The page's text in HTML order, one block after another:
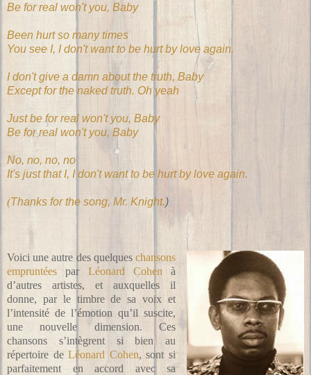
Be for real won't you, Baby
Been hurt so many times
You see I, I don't want to be hurt by love again.
I don't give a damn about the truth, Baby
Except for the naked truth. Oh yeah
Just be for real won't you, Baby
Be for real won't you, Baby
No, no, no, no
It's just that I, I don't want to be hurt by love again.
(Thanks for the song, Mr. Knight.)
Voici une autre des quelques chansons
empruntées par Léonard Cohen à
d’autres artistes, et auxquelles il
donne, par le timbre de sa voix et
l’intensité de l’émotion qu’il suscite,
une nouvelle dimension. Ces
chansons s’intègrent si bien au
répertoire deLéonard Cohen, sont si
parfaitement en accord avec sa